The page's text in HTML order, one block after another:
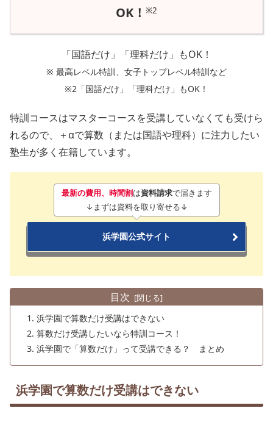
OK！ ※2
「国語だけ」「理科だけ」もOK！
※ 最高レベル特訓、女子トップレベル特訓など
※2「国語だけ」「理科だけ」もOK！
特訓コースはマスターコースを受講していなくても受けら
れるので、＋αで算数（または国語や理科）に注力したい
塾生が多く在籍しています。
最新の費用、時間割は資料請求で届きます
↓まずは資料を取り寄せる↓
浜学園公式サイト
目次
浜学園で算数だけ受講はできない
算数だけ受講したいなら特訓コース！
浜学園で「算数だけ」って受講できる？ まとめ
浜学園で算数だけ受講はできない